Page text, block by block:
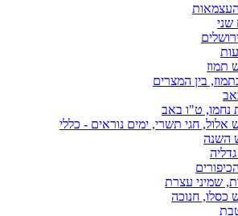
תמוז
בין המצרים
נחמו, ט"ו באב
אלול, חגי תשרי, ימים נוראים - כללי
השנה
שמיני עצרת
כסלו, חנוכה